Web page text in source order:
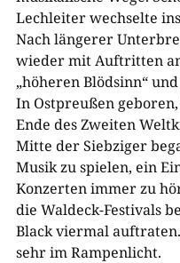
Lechleiter wechselte
Nach längerer
wieder mit Auftritten
„höheren Blödsinn“
In Ostpreußen
Ende des Zweiten
Mitte der Siebziger
Musik zu spielen, ein
Konzerten immer zu
die Waldeck-Festivals
Black viermal
sehr im Rampenlicht.